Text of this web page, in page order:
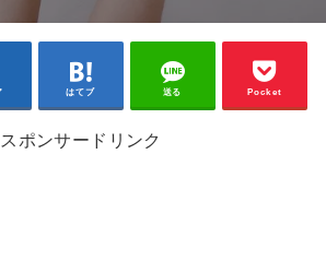
はてブ 送る Pocket
スポンサードリンク